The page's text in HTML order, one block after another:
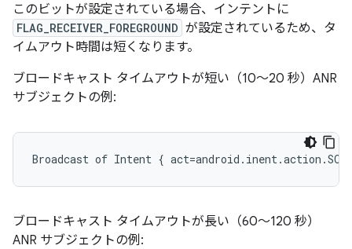
このビットが設定されている場合、インテントに
FLAG_RECEIVER_FOREGROUND が設定されているため、タ
イムアウト時間は短くなります。
ブロードキャスト タイムアウトが短い（10～20 秒）ANR
サブジェクトの例:
ブロードキャスト タイムアウトが長い（60～120 秒）
ANR サブジェクトの例: